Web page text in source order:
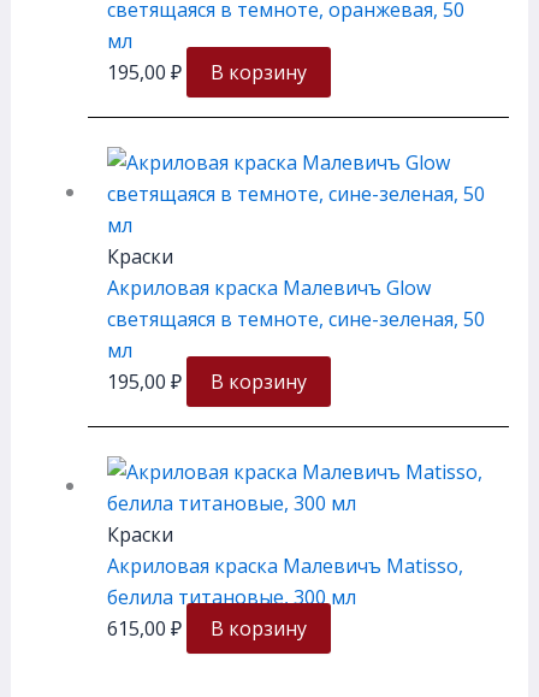
светящаяся в темноте, оранжевая, 50
мл
195,00 ₽ В корзину
Краски
Акриловая краска Малевичъ Glow
светящаяся в темноте, сине-зеленая, 50
мл
195,00 ₽ В корзину
Краски
Акриловая краска Малевичъ Matisso,
белила титановые, 300 мл
615,00 ₽ В корзину